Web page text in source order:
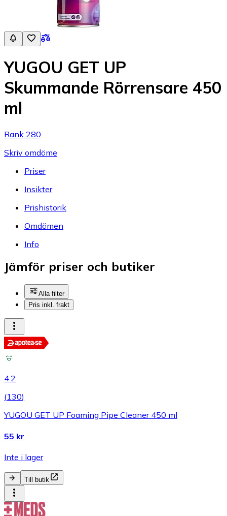
YUGOU GET UP
Skummande Rörrensare 450
ml
Rank 280
Skriv omdöme
Priser
Insikter
Prishistorik
Omdömen
Info
Jämför priser och butiker
Alla filter
Pris inkl. frakt
4.2
(130)
YUGOU GET UP Foaming Pipe Cleaner 450 ml
55 kr
Inte i lager
Till butik